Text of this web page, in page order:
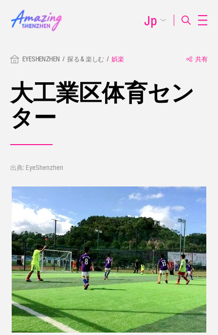
EYESHENZHEN 探る & 楽しむ 娯楽 共有
大工業区体育セン
ター
出典: EyeShenzhen
Jp